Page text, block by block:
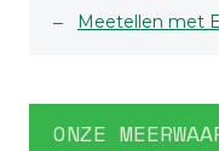
Meetellen met
ONZE